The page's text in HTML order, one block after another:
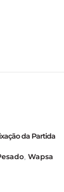
da Partida
, Wapsa